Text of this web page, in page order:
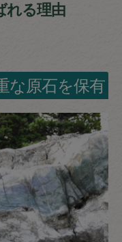
れる理由
な原石を保有